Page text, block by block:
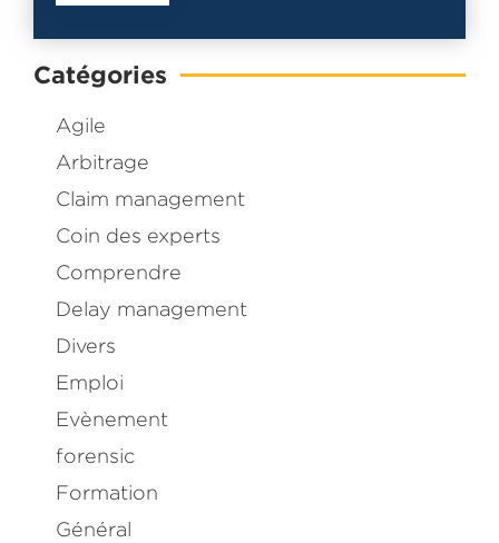
Catégories
Agile
Arbitrage
Claim management
Coin des experts
Comprendre
Delay management
Divers
Emploi
Evènement
forensic
Formation
Général